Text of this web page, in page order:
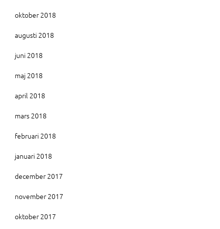
oktober 2018
augusti 2018
juni 2018
maj 2018
april 2018
mars 2018
februari 2018
januari 2018
december 2017
november 2017
oktober 2017